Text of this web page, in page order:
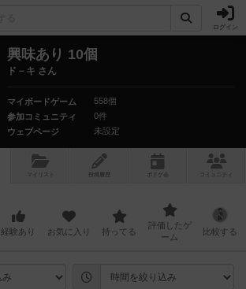
ログイン
興味あり 10個
ド－キ さん
マイボードゲーム
558個
参加コミュニティ
0件
ウェブページ
未設定
マイリスト 投稿履歴 ボ ドゲ コミュニティ
経験あり お気に入り 持ってる
評価したゲ
ーム
比較する